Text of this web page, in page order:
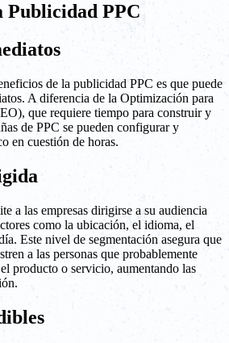
Publicidad PPC
de la publicidad PPC es que puede
A diferencia de la Optimización para
que requiere tiempo para construir y
de PPC se pueden configurar y
en cuestión de horas.
a las empresas dirigirse a su audiencia
como la ubicación, el idioma, el
Este nivel de segmentación asegura que
a las personas que probablemente
producto o servicio, aumentando las